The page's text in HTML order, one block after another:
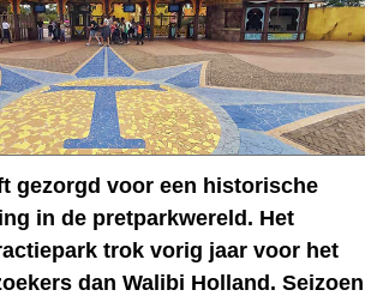
gezorgd voor een historische
in de pretparkwereld. Het
trok vorig jaar voor het
dan Walibi Holland. Seizoen